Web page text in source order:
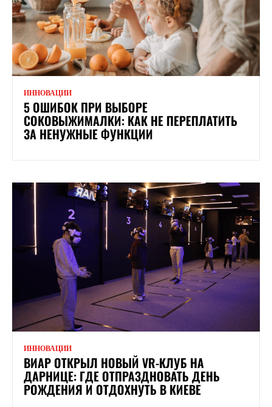
ИННОВАЦИИ
5 ОШИБОК ПРИ ВЫБОРЕ
СОКОВЫЖИМАЛКИ: КАК НЕ ПЕРЕПЛАТИТЬ
ЗА НЕНУЖНЫЕ ФУНКЦИИ
ИННОВАЦИИ
ВИАР ОТКРЫЛ НОВЫЙ VR-КЛУБ НА
ДАРНИЦЕ: ГДЕ ОТПРАЗДНОВАТЬ ДЕНЬ
РОЖДЕНИЯ И ОТДОХНУТЬ В КИЕВЕ